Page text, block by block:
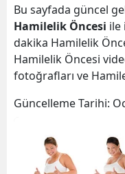
Bu sayfada güncel
Hamilelik Öncesi ile
dakika Hamilelik
Hamilelik Öncesi
fotoğrafları ve
Güncelleme Tarihi: